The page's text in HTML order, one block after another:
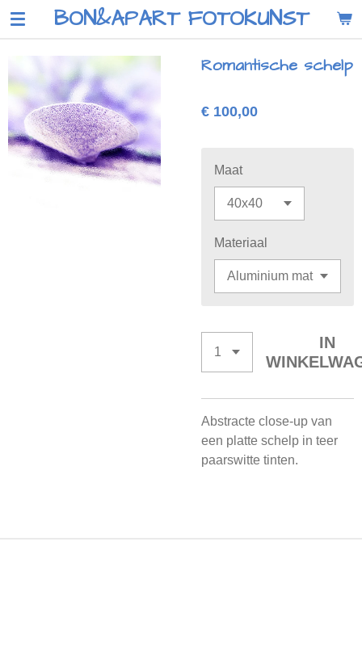
Ga
hoofdinhoud
BON&APART FOTOKUNST
Romantische schelp
€ 100,00
Maat
Materiaal
IN
Abstracte close-up van
een platte schelp in teer
paarswitte tinten.